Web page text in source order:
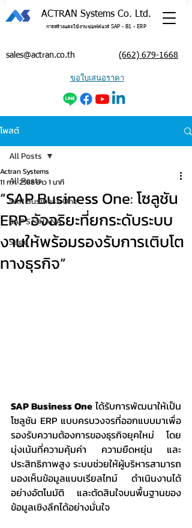
ACTRAN Systems Co. Ltd.
การสร้างและใช้งานซอฟต์แวร์ SAP - B1 - ERP
sales@actran.co.th (662) 679-1668
ขอใบเสนอราคา
โพสต์
All Posts
SAP Business One
SAP S/4HANA
Sage
All Posts
“SAP Business One: โซลูชัน
ERP อัจฉริยะที่ยกระดับระบบ
งานให้พร้อมรองรับการเติบโต
ทางธุรกิจ”
Actran Systems
11 ก.ค. 2568ยาว 1 นาที
SAP Business One ได้รับการพัฒนาให้เป็น
โซลูชัน ERP แบบครบวงจรที่ออกแบบมาเพื่อ
รองรับความต้องการของธุรกิจยุคใหม่ โดย
มุ่งเน้นที่ความคุ้มค่า ความยืดหยุ่น และ
ประสิทธิภาพสูง ระบบช่วยให้ผู้บริหารสามารถ
มองเห็นข้อมูลแบบเรียลไทม์ ดำเนินงานได้
อย่างอัตโนมัติ และตัดสินใจบนพื้นฐานของ
ข้อมูลเชิงลึกได้อย่างมั่นใจ